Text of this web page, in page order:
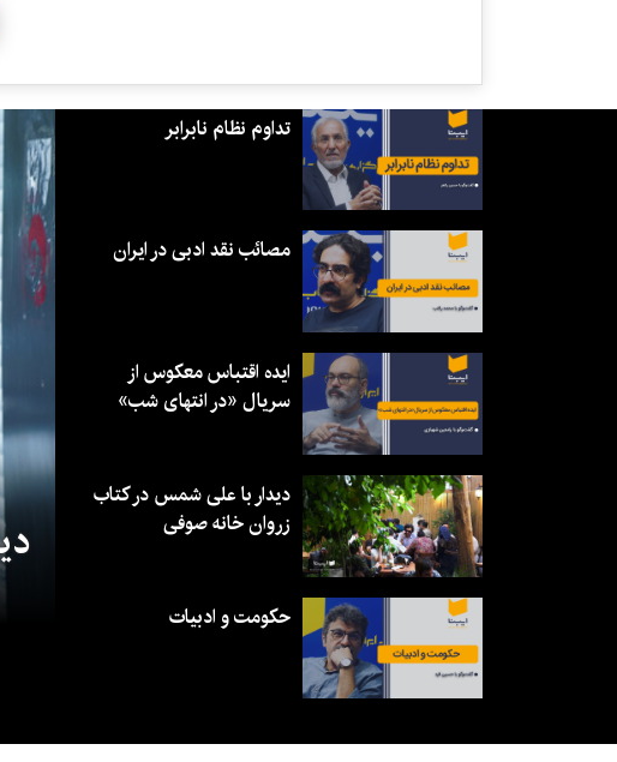
تداوم نظام نابرابر
مصائب نقد ادبی در ایران
ایده اقتباس معکوس از
سریال «در انتهای شب»
دیدار با علی شمس در کتاب
زروان خانه صوفی
حکومت و ادبیات